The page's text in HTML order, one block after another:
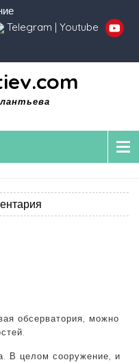
Telegram | Youtube
обсерватория, можно
В целом сооружение, и